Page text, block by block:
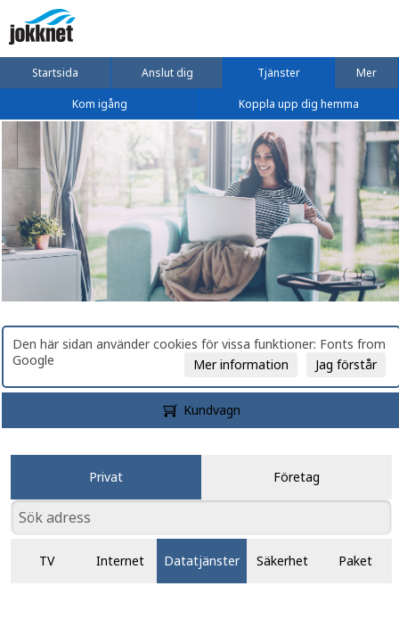
Startsida Anslut dig Tjänster Mer
Kom igång Koppla upp dig hemma
Den här sidan använder cookies för vissa funktioner: Fonts from
Google
Jag förstår
Mer information
Kundvagn
Privat Företag
TV Internet Datatjänster Säkerhet Paket